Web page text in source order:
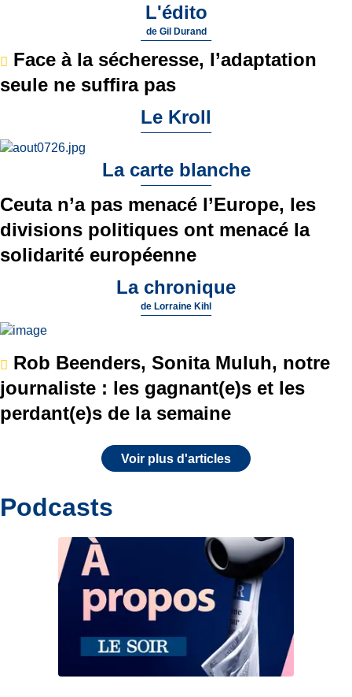
L'édito
de Gil Durand
Face à la sécheresse, l’adaptation
seule ne suffira pas
Le Kroll
La carte blanche
Ceuta n’a pas menacé l’Europe, les
divisions politiques ont menacé la
solidarité européenne
La chronique
de Lorraine Kihl
Rob Beenders, Sonita Muluh, notre
journaliste : les gagnant(e)s et les
perdant(e)s de la semaine
Voir plus d'articles
Podcasts